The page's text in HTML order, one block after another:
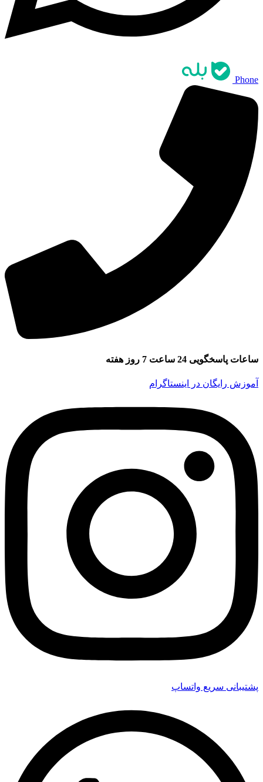
Phone
ساعات پاسخگویی 24 ساعت 7 روز هفته
آموزش رایگان در اینستاگرام
پشتیبانی سریع واتساپ